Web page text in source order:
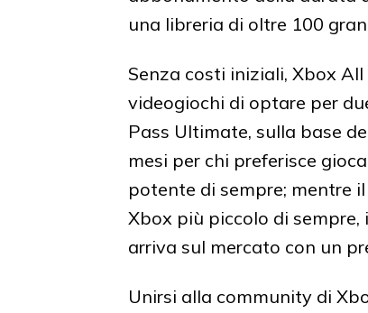
una libreria di oltre 100
Senza costi iniziali, Xbox
videogiochi di optare per
Pass Ultimate, sulla base
mesi per chi preferisce
potente di sempre; mentre
Xbox più piccolo di
arriva sul mercato con un
Unirsi alla community di